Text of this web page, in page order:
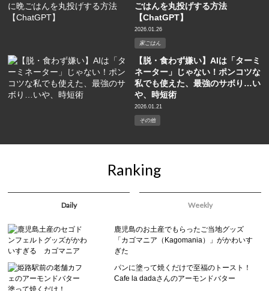
ごはんを丸投げする方法
【ChatGPT】
2026.01.26
家ごはん
【脱・食わず嫌い】AIは「ターミ
ネーター」じゃない！ポンコツな
私でも使えた、最強のサボり…い
や、時短術
2026.01.21
その他
Ranking
Daily Weekly
鹿児島のお土産でもらったご当地グッズ
「カゴマニア（Kagomania）」がかわいす
ぎた
パンに塗って焼くだけで至福のトースト！
Cafe la dadaさんのアーモンドバター